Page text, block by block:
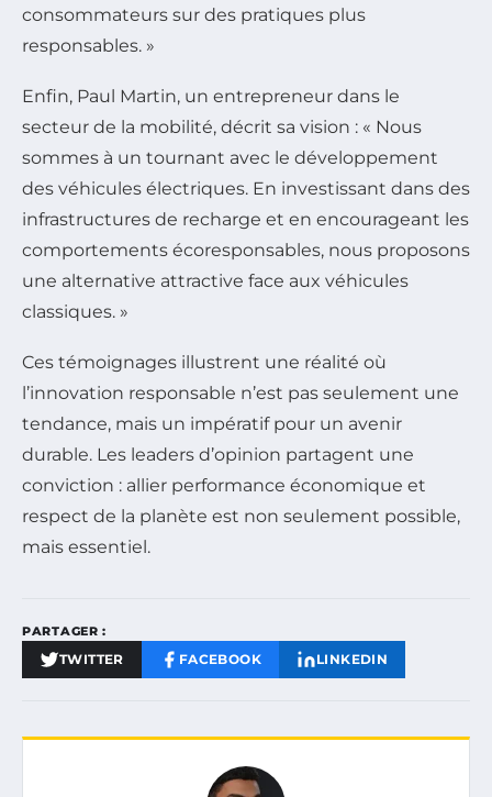
consommateurs sur des pratiques plus
responsables. »
Enfin, Paul Martin, un entrepreneur dans le
secteur de la mobilité, décrit sa vision : « Nous
sommes à un tournant avec le développement
des véhicules électriques. En investissant dans des
infrastructures de recharge et en encourageant les
comportements écoresponsables, nous proposons
une alternative attractive face aux véhicules
classiques. »
Ces témoignages illustrent une réalité où
l’innovation responsable n’est pas seulement une
tendance, mais un impératif pour un avenir
durable. Les leaders d’opinion partagent une
conviction : allier performance économique et
respect de la planète est non seulement possible,
mais essentiel.
PARTAGER :
TWITTER FACEBOOK LINKEDIN